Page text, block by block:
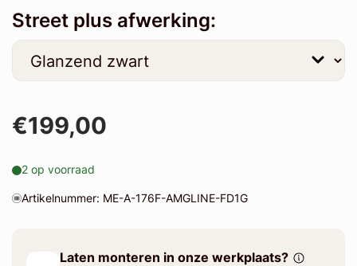
Street plus afwerking:
€199,00
2 op voorraad
Artikelnummer: ME-A-176F-AMGLINE-FD1G
Laten monteren in onze werkplaats?